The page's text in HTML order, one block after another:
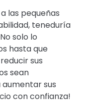
las pequeñas
teneduría
solo lo
hasta que
sus
sean
aumentar sus
con confianza!